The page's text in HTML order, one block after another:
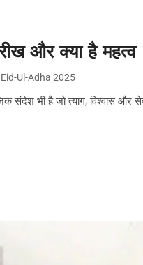
और क्या है महत्व
Eid-Ul-Adha 2025
भी है जो त्याग, विश्वास और